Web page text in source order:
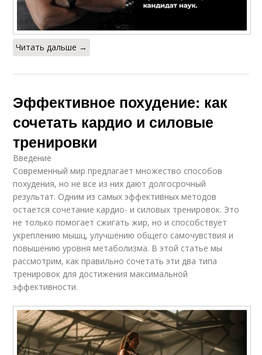
Читать дальше →
Эффективное похудение: как
сочетать кардио и силовые
тренировки
Введение
Современный мир предлагает множество способов
похудения, но не все из них дают долгосрочный
результат. Одним из самых эффективных методов
остается сочетание кардио- и силовых тренировок. Это
не только помогает сжигать жир, но и способствует
укреплению мышц, улучшению общего самочувствия и
повышению уровня метаболизма. В этой статье мы
рассмотрим, как правильно сочетать эти два типа
тренировок для достижения максимальной
эффективности.